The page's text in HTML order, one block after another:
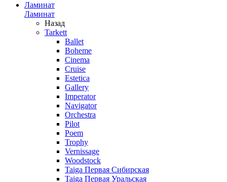
Ламинат
Ламинат
Назад
Tarkett
Ballet
Boheme
Cinema
Cruise
Estetica
Gallery
Imperator
Navigator
Orchestra
Pilot
Poem
Trophy
Vernissage
Woodstock
Taiga Первая Сибирская
Taiga Первая Уральская